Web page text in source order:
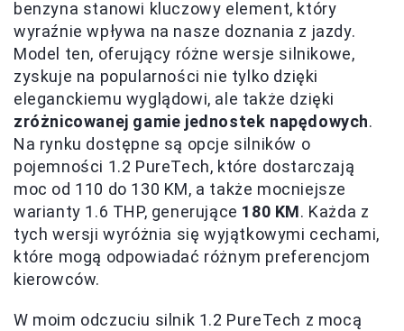
benzyna stanowi kluczowy element, który
wyraźnie wpływa na nasze doznania z jazdy.
Model ten, oferujący różne wersje silnikowe,
zyskuje na popularności nie tylko dzięki
eleganckiemu wyglądowi, ale także dzięki
zróżnicowanej gamie jednostek napędowych.
Na rynku dostępne są opcje silników o
pojemności 1.2 PureTech, które dostarczają
moc od 110 do 130 KM, a także mocniejsze
warianty 1.6 THP, generujące 180 KM. Każda z
tych wersji wyróżnia się wyjątkowymi cechami,
które mogą odpowiadać różnym preferencjom
kierowców.
W moim odczuciu silnik 1.2 PureTech z mocą